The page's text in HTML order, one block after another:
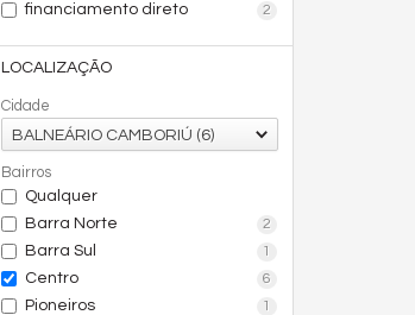
financiamento direto 2
LOCALIZAÇÃO
Cidade
BALNEÁRIO CAMBORIÚ (6)
Bairros
Qualquer
Barra Norte
2
Barra Sul 1
Centro 6
Pioneiros 1